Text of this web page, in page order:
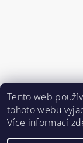
Tento web
tohoto webu
Více informací